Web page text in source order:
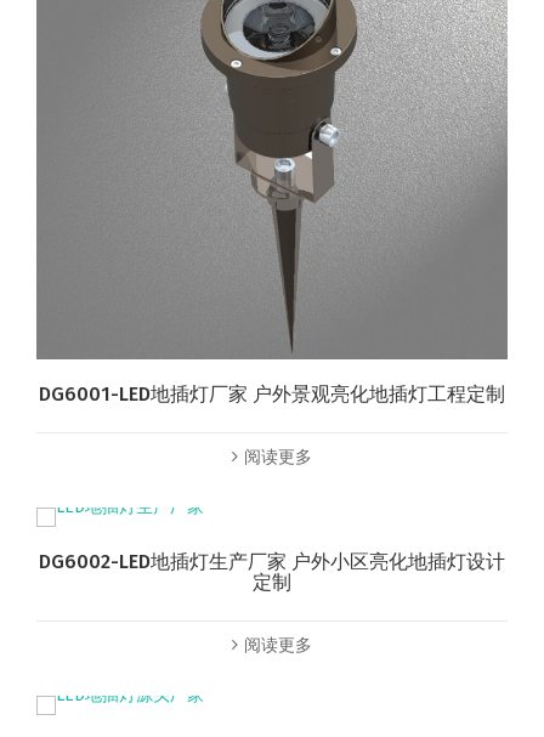
DG6001-LED地插灯厂家 户外景观亮化地插灯工程定制
阅读更多
DG6002-LED地插灯生产厂家 户外小区亮化地插灯设计
定制
阅读更多